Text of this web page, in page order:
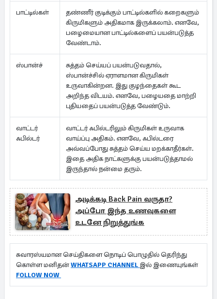
பாட்டில்கள்
தண்ணீர் குடிக்கும் பாட்டில்களில் கறைகளும்
கிருமிகளும் அதிகமாக இருக்கலாம். எனவே,
பழைமையான பாட்டில்களைப் பயன்படுத்த
வேண்டாம்.
ஸ்பான்ச்
சுத்தம் செய்யப் பயன்படுவதால்,
ஸ்பான்ச்சில் ஏராளமான கிருமிகள்
உருவாகின்றன. இது குழந்தைகள் கூட
அறிந்த விடயம். எனவே, பழையதை மாற்றி
புதியதைப் பயன்படுத்த வேண்டும்.
வாட்டர்
ஃபில்டர்
வாட்டர் ஃபில்டரிலும் கிருமிகள் உருவாக
வாய்ப்பு அதிகம். எனவே, ஃபில்டரை
அவ்வப்போது சுத்தம் செய்ய மறக்காதீர்கள்.
இதை அதிக நாட்களுக்கு பயன்படுத்தாமல்
இருந்தால் நன்மை தரும்.
அடிக்கடி Back Pain வருதா?
அப்போ இந்த உணவுகளை
உடனே நிறுத்துங்க
சுவாரஸ்யமான செய்திகளை நொடிப் பொழுதில் தெரிந்து
கொள்ள மனிதன்WHATSAPP CHANNEL இல் இணையுங்கள்
FOLLOW NOW